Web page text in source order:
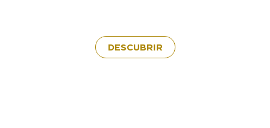
DESCUBRIR